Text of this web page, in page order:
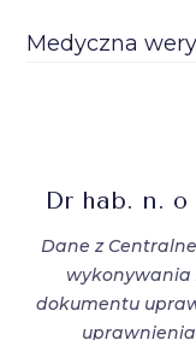
Medyczna
Dr hab. n. o
Dane z
wykonywania
dokumentu